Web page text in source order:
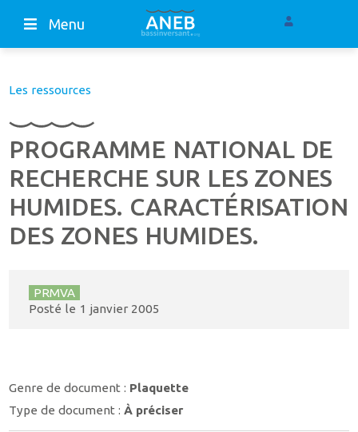
Menu
Les ressources
PROGRAMME NATIONAL DE
RECHERCHE SUR LES ZONES
HUMIDES. CARACTÉRISATION
DES ZONES HUMIDES.
PRMVA
Posté le 1 janvier 2005
Genre de document : Plaquette
Type de document :À préciser